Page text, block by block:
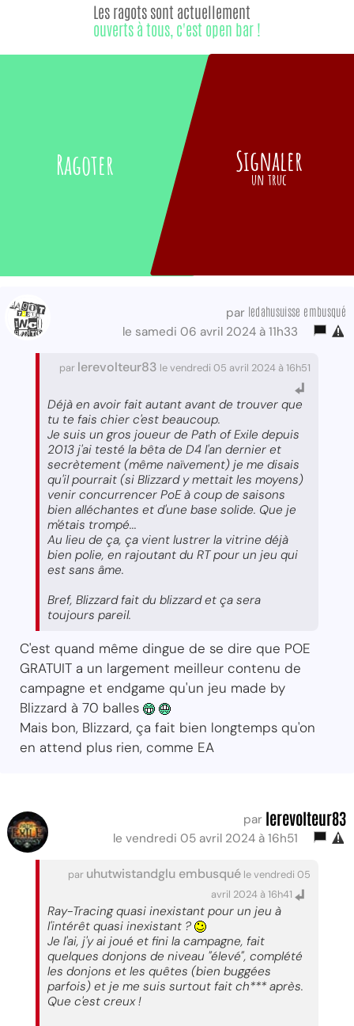
Ragoter
Les ragots sont actuellement
ouverts à tous, c'est open bar !
Signaler
un truc
par ledahusuisse embusqué
le samedi 06 avril 2024 à 11h33
par lerevolteur83 le vendredi 05 avril 2024 à 16h51
Déjà en avoir fait autant avant de trouver que
tu te fais chier c'est beaucoup.
Je suis un gros joueur de Path of Exile depuis
2013 j'ai testé la bêta de D4 l'an dernier et
secrètement (même naïvement) je me disais
qu'il pourrait (si Blizzard y mettait les moyens)
venir concurrencer PoE à coup de saisons
bien alléchantes et d'une base solide. Que je
m'étais trompé...
Au lieu de ça, ça vient lustrer la vitrine déjà
bien polie, en rajoutant du RT pour un jeu qui
est sans âme.
Bref, Blizzard fait du blizzard et ça sera
toujours pareil.
C'est quand même dingue de se dire que POE
GRATUIT a un largement meilleur contenu de
campagne et endgame qu'un jeu made by
Blizzard à 70 balles
Mais bon, Blizzard, ça fait bien longtemps qu'on
en attend plus rien, comme EA
par lerevolteur83
le vendredi 05 avril 2024 à 16h51
par uhutwistandglu embusqué le vendredi 05
avril 2024 à 16h41
Ray-Tracing quasi inexistant pour un jeu à
l'intérêt quasi inexistant ?
Je l'ai, j'y ai joué et fini la campagne, fait
quelques donjons de niveau "élevé", complété
les donjons et les quêtes (bien buggées
parfois) et je me suis surtout fait ch*** après.
Que c'est creux !